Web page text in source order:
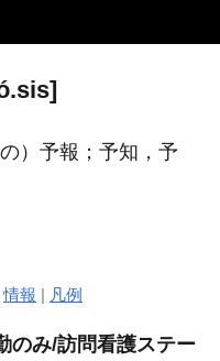
）予報；予知，予
情報 | 凡例
のみ/訪問看護ステー